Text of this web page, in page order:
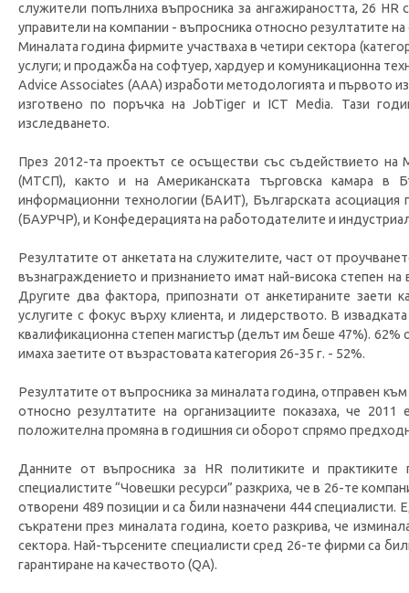
служители попълниха въпросника за ангажираността, 26
управители на компании - въпросника относно резултатите на
Миналата година фирмите участваха в четири сектора
услуги; и продажба на софтуер, хардуер и комуникационна
Advice Associates (ААА) изработи методологията и първото
изготвено по поръчка на JobTiger и ICT Media. Тази
изследването.
През 2012-та проектът се осъществи със съдействието на
(МТСП), както и на Американската търговска камара в
информационни технологии (БАИТ), Българската асоциация
(БАУРЧР), и Конфедерацията на работодателите и
Резултатите от анкетата на служителите, част от
възнаграждението и признанието имат най-висока степен
Другите два фактора, припознати от анкетираните заети
услугите с фокус върху клиента, и лидерството. В
квалификационна степен магистър (делът им беше 47%).
имаха заетите от възрастовата категория 26-35 г. - 52%.
Резултатите от въпросника за миналата година, отправен
относно резултатите на организациите показаха, че
положителна промяна в годишния си оборот спрямо
Данните от въпросника за HR политиките и
специалистите “Човешки ресурси” разкриха, че в 26-те
отворени 489 позиции и са били назначени 444 специалисти.
съкратени през миналата година, което разкрива, че
сектора. Най-търсените специалисти сред 26-те фирми са
гарантиране на качеството (QA).